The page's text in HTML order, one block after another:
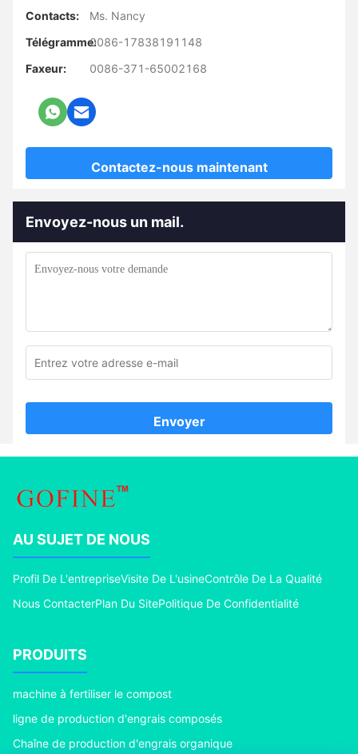
Contacts:
Ms. Nancy
Télégramme:0086-17838191148
Faxeur:
0086-371-65002168
Contactez-nous maintenant
Envoyez-nous un mail.
Envoyer
AU SUJET DE NOUS
Profil De L'entrepriseVisite De L'usineContrôle De La Qualité
Nous ContacterPlan Du SitePolitique De Confidentialité
PRODUITS
machine à fertiliser le compost
ligne de production d'engrais composés
Chaîne de production d'engrais organique